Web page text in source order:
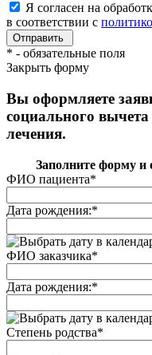
Я согласен на
в соответствии с
* - обязательные поля
Закрыть форму
Вы оформляете
социального
лечения.
Заполните форму и
ФИО пациента*
Дата рождения:*
ФИО заказчика*
Дата рождения:*
Степень родства*